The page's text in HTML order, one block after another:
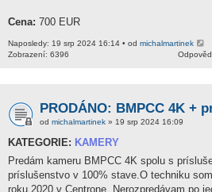
Cena: 700 EUR
Naposledy: 19 srp 2024 16:14 • od michalmartinek
Zobrazení: 6396
PRODÁNO: BMPCC 4K +
od michalmartinek » 19 srp 2024 16:09
KATEGORIE: KAMERY
Predám kameru BMPCC 4K spolu s
príslušenstvo v 100% stave.O techniku
roku 2020 v Centrone. Nerozpredávam po